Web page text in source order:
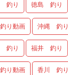
釣り 徳島 釣り
り動画 沖縄 釣り
釣り 福井 釣り
り動画 香川 釣り